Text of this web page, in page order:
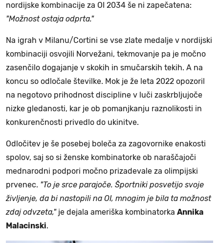
nordijske kombinacije za OI 2034 še ni zapečatena:
"Možnost ostaja odprta."
Na igrah v Milanu/Cortini se vse zlate medalje v nordijski
kombinaciji osvojili Norvežani, tekmovanje pa je močno
zasenčilo dogajanje v skokih in smučarskih tekih. A na
koncu so odločale številke. Mok je že leta 2022 opozoril
na negotovo prihodnost discipline v luči zaskrbljujoče
nizke gledanosti, kar je ob pomanjkanju raznolikosti in
konkurenčnosti privedlo do ukinitve.
Odločitev je še posebej boleča za zagovornike enakosti
spolov, saj so si ženske kombinatorke ob naraščajoči
mednarodni podpori močno prizadevale za olimpijski
prvenec. "To je srce parajoče. Športniki posvetijo svoje
življenje, da bi nastopili na OI, mnogim je bila ta možnost
zdaj odvzeta," je dejala ameriška kombinatorka Annika
Malacinski.